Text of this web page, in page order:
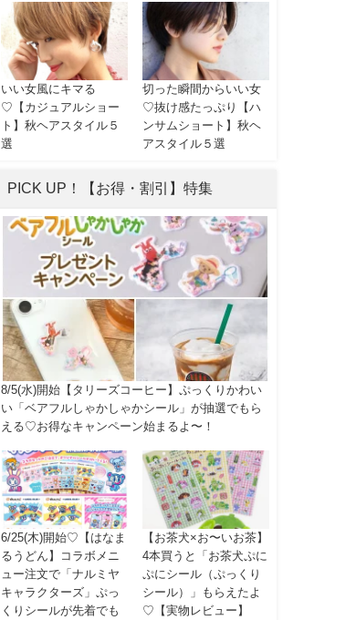
いい女風にキマる
♡【カジュアルショー
ト】秋ヘアスタイル５
選
切った瞬間からいい女
♡抜け感たっぷり【ハ
ンサムショート】秋ヘ
アスタイル５選
PICK UP！【お得・割引】特集
8/5(水)開始【タリーズコーヒー】ぷっくりかわい
い「ベアフルしゃかしゃかシール」が抽選でもら
える♡お得なキャンペーン始まるよ〜！
6/25(木)開始♡【はなま
るうどん】コラボメニ
ュー注文で「ナルミヤ
キャラクターズ」ぷっ
くりシールが先着でも
【お茶犬×お〜いお茶】
4本買うと「お茶犬ぷに
ぷにシール（ぷっくり
シール）」もらえたよ
♡【実物レビュー】